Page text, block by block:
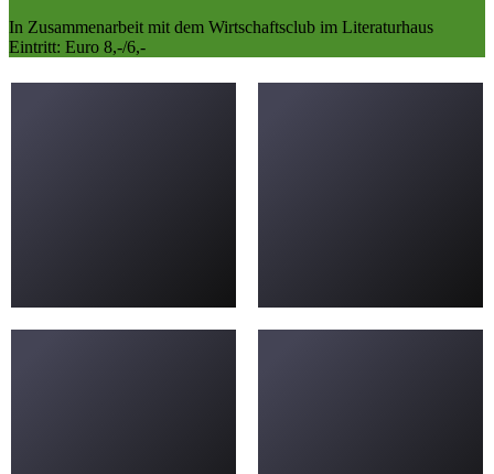
In Zusammenarbeit mit dem Wirtschaftsclub im Literaturhaus
Eintritt: Euro 8,-/6,-